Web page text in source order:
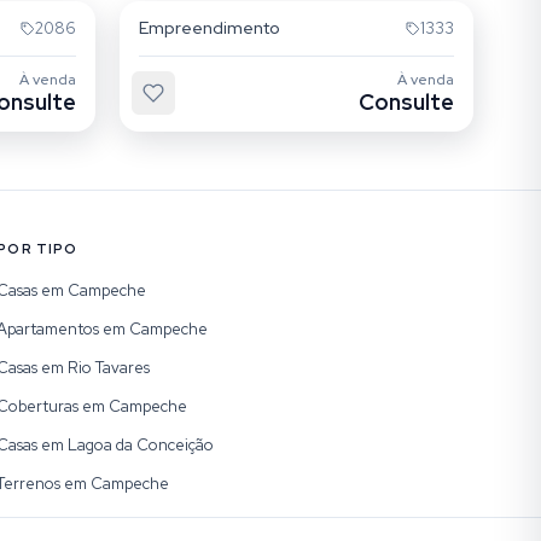
2086
À venda
Empreendimento 1333
À venda
Consulte
TIPO
em Campeche
em Campeche
em Rio Tavares
em Campeche
em Lagoa da Conceição
em Campeche